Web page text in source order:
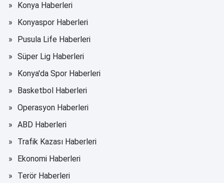
Konya Haberleri
Konyaspor Haberleri
Pusula Life Haberleri
Süper Lig Haberleri
Konya'da Spor Haberleri
Basketbol Haberleri
Operasyon Haberleri
ABD Haberleri
Trafik Kazası Haberleri
Ekonomi Haberleri
Terör Haberleri